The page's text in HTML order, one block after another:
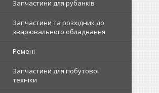
Запчастини для рубанків
Запчастини та розхідник до
зварювального обладнання
Ремені
Запчастини для побутової
техніки